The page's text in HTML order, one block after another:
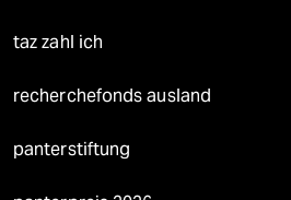
taz zahl ich
recherchefonds ausland
panterstiftung